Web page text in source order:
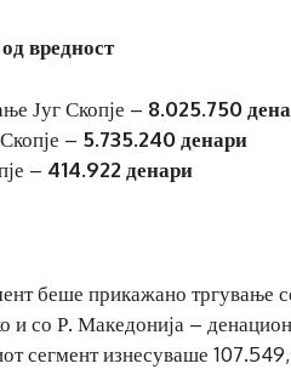
вредност
Југ Скопје – 8.025.750
– 5.735.240 денари
– 414.922 денари
беше прикажано тргување
и со Р. Македонија –
сегмент изнесуваше